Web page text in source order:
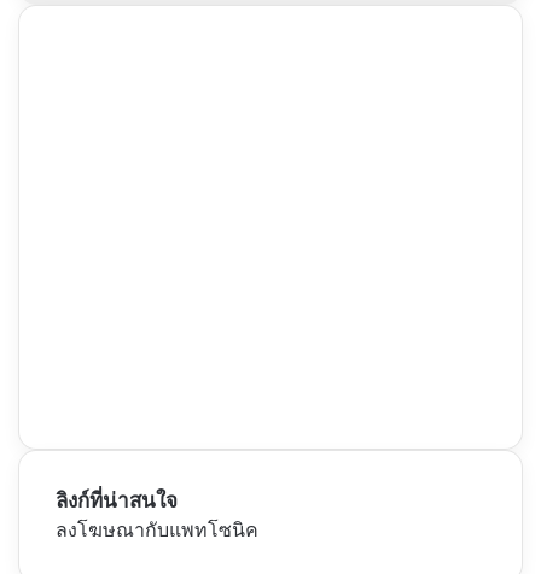
ลิงก์ที่น่าสนใจ
ลงโฆษณากับแพทโซนิค